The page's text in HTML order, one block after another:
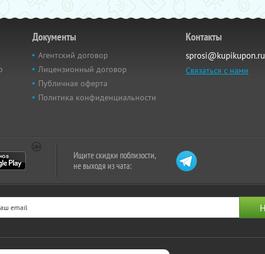
Документы
Агентский договор
Лицензионный договор
Публичная оферта
Политика конфиденциальности
Контакты
sprosi@kupikupon.ru
Связаться с нами
Ищите скидки поблизости,
не выходя из чата: